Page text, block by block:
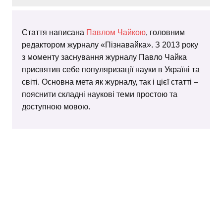
Стаття написана Павлом Чайкою, головним
редактором журналу «Пізнавайка». З 2013 року
з моменту заснування журналу Павло Чайка
присвятив себе популяризації науки в Україні та
світі. Основна мета як журналу, так і цієї статті –
пояснити складні наукові теми простою та
доступною мовою.